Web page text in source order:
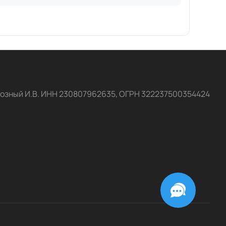
И.В. ИНН 230807962635, ОГРН 322237500354424